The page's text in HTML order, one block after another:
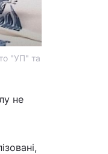
"УП" та
не